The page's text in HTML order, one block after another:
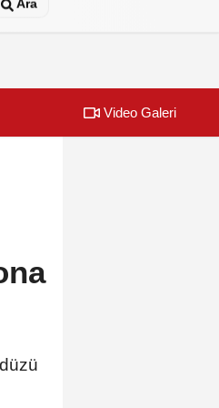
Ara
çalışması Mersin’den
Video Galeri